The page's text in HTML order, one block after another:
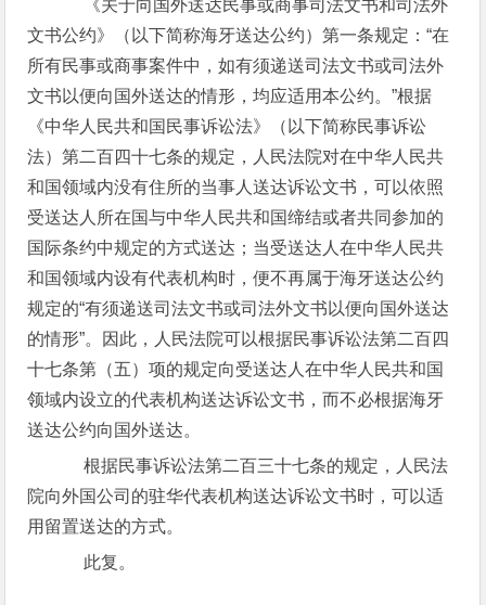
《关于向国外送达民事或商事司法文书和司法外
文书公约》（以下简称海牙送达公约）第一条规定：“在
所有民事或商事案件中，如有须递送司法文书或司法外
文书以便向国外送达的情形，均应适用本公约。”根据
《中华人民共和国民事诉讼法》（以下简称民事诉讼
法）第二百四十七条的规定，人民法院对在中华人民共
和国领域内没有住所的当事人送达诉讼文书，可以依照
受送达人所在国与中华人民共和国缔结或者共同参加的
国际条约中规定的方式送达；当受送达人在中华人民共
和国领域内设有代表机构时，便不再属于海牙送达公约
规定的“有须递送司法文书或司法外文书以便向国外送达
的情形”。因此，人民法院可以根据民事诉讼法第二百四
十七条第（五）项的规定向受送达人在中华人民共和国
领域内设立的代表机构送达诉讼文书，而不必根据海牙
送达公约向国外送达。
根据民事诉讼法第二百三十七条的规定，人民法
院向外国公司的驻华代表机构送达诉讼文书时，可以适
用留置送达的方式。
此复。